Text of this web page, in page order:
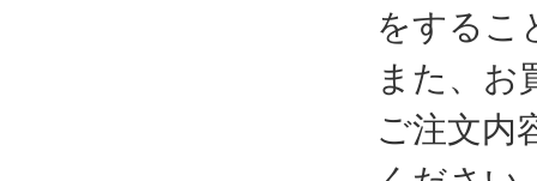
をするこ
また、お
ご注文内